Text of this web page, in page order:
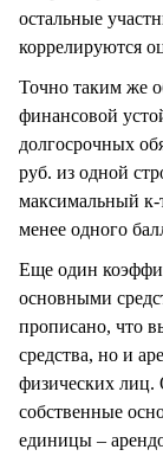
остальные
коррелируются
Точно таким же
финансовой
долгосрочных
руб. из одной
максимальный к-
менее одного
Еще один
основными
прописано, что
средства, но и
физических
собственные
единицы –